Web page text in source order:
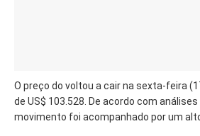
O preço do voltou a cair na sexta-feira
de US$ 103.528. De acordo com
movimento foi acompanhado por um